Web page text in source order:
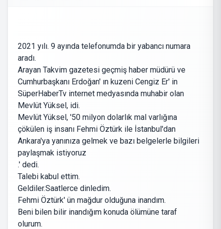
2021 yılı. 9 ayında telefonumda bir yabancı numara
aradı.
Arayan Takvim gazetesi geçmiş haber müdürü ve
Cumhurbaşkanı Erdoğan' ın kuzeni Cengiz Er' in
SüperHaberTv internet medyasında muhabir olan
Mevlüt Yüksel, idi.
Mevlüt Yüksel, '50 milyon dolarlık mal varlığına
çökülen iş insanı Fehmi Öztürk ile İstanbul'dan
Ankara'ya yanınıza gelmek ve bazı belgelerle bilgileri
paylaşmak istiyoruz
.' dedi.
Talebi kabul ettim.
Geldiler.Saatlerce dinledim.
Fehmi Öztürk' ün mağdur olduğuna inandım.
Beni bilen bilir inandığım konuda ölümüne taraf
olurum.